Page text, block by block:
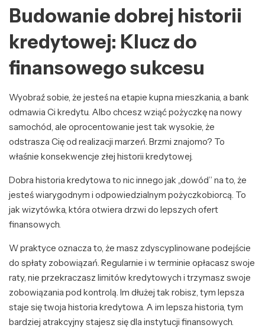
Budowanie dobrej historii
kredytowej: Klucz do
finansowego sukcesu
Wyobraź sobie, że jesteś na etapie kupna mieszkania, a bank
odmawia Ci kredytu. Albo chcesz wziąć pożyczkę na nowy
samochód, ale oprocentowanie jest tak wysokie, że
odstrasza Cię od realizacji marzeń. Brzmi znajomo? To
właśnie konsekwencje złej historii kredytowej.
Dobra historia kredytowa to nic innego jak „dowód” na to, że
jesteś wiarygodnym i odpowiedzialnym pożyczkobiorcą. To
jak wizytówka, która otwiera drzwi do lepszych ofert
finansowych.
W praktyce oznacza to, że masz zdyscyplinowane podejście
do spłaty zobowiązań. Regularnie i w terminie opłacasz swoje
raty, nie przekraczasz limitów kredytowych i trzymasz swoje
zobowiązania pod kontrolą. Im dłużej tak robisz, tym lepsza
staje się twoja historia kredytowa. A im lepsza historia, tym
bardziej atrakcyjny stajesz się dla instytucji finansowych.